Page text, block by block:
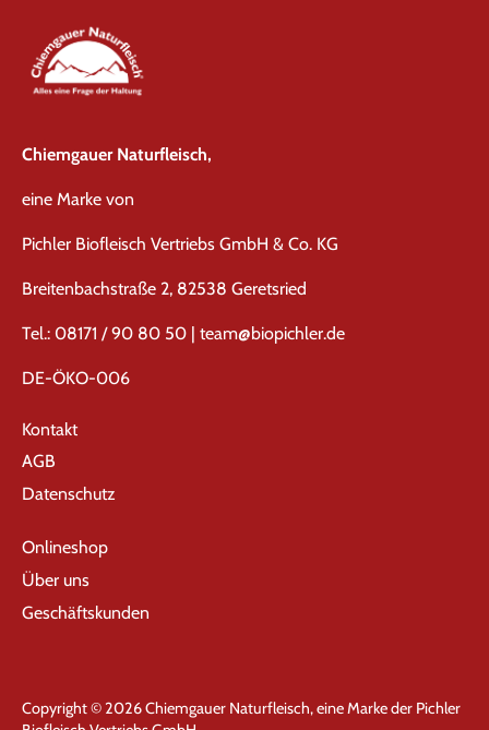
Chiemgauer Naturfleisch,
eine Marke von
Pichler Biofleisch Vertriebs GmbH & Co. KG
Breitenbachstraße 2, 82538 Geretsried
Tel.: 08171 / 90 80 50 | team@biopichler.de
DE-ÖKO-006
Kontakt
AGB
Datenschutz
Onlineshop
Über uns
Geschäftskunden
Copyright © 2026Chiemgauer Naturfleisch, eine Marke der Pichler